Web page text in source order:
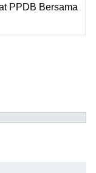
PPDB Bersama